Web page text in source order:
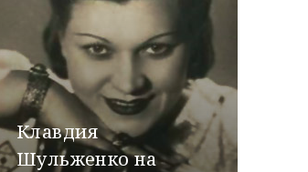
Клавдия
Шульженко на